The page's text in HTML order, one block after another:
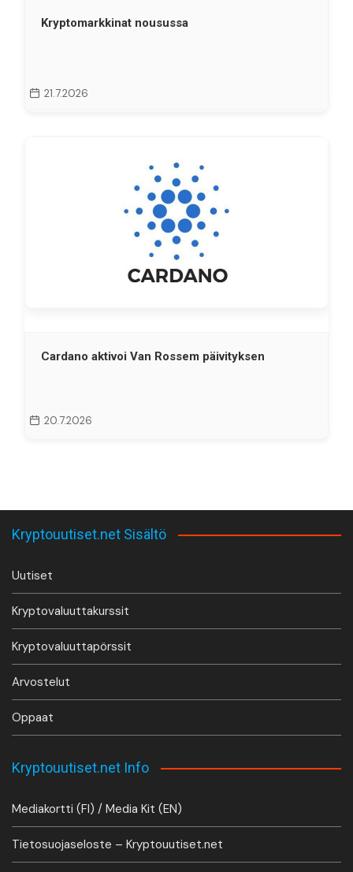
Kryptomarkkinat nousussa
21.7.2026
Cardano aktivoi Van Rossem päivityksen
20.7.2026
Kryptouutiset.net Sisältö
Uutiset
Kryptovaluuttakurssit
Kryptovaluuttapörssit
Arvostelut
Oppaat
Kryptouutiset.net Info
Mediakortti (FI) / Media Kit (EN)
Tietosuojaseloste – Kryptouutiset.net